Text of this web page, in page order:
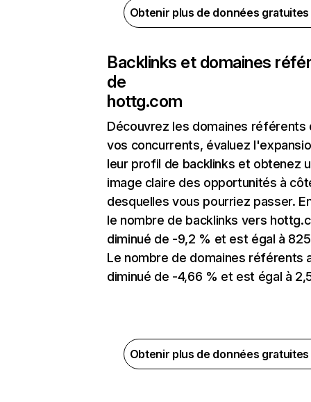
Obtenir plus de données
Backlinks et domaines
de
hottg.com
Découvrez les domaines référents
vos concurrents, évaluez
leur profil de backlinks et obtenez
image claire des opportunités à
desquelles vous pourriez passer.
le nombre de backlinks vers
diminué de -9,2 % et est égal à
Le nombre de domaines référents
diminué de -4,66 % et est égal à
Obtenir plus de données